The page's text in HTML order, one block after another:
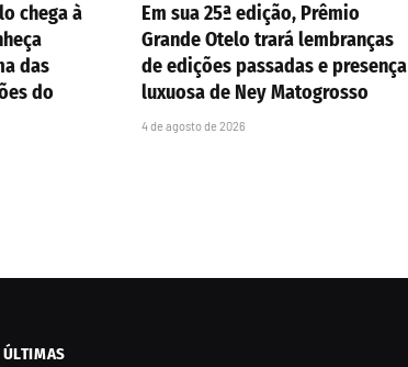
chega à
das
do
Em sua 25ª edição, Prêmio
Grande Otelo trará lembranças
de edições passadas e presença
luxuosa de Ney Matogrosso
4 de agosto de 2026
ÚLTIMAS